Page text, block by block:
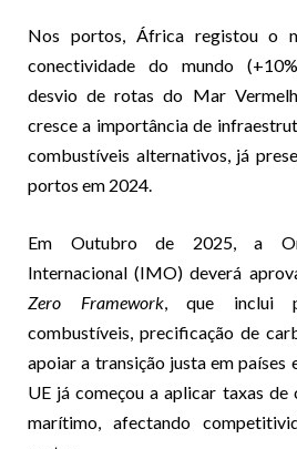
Nos portos, África registou o
conectividade do mundo
desvio de rotas do Mar
cresce a importância de
combustíveis alternativos, já
portos em 2024.
Em Outubro de 2025, a
Internacional (IMO) deverá
Zero Framework, que inclui
combustíveis, precificação de
apoiar a transição justa em países
UE já começou a aplicar taxas
marítimo, afectando